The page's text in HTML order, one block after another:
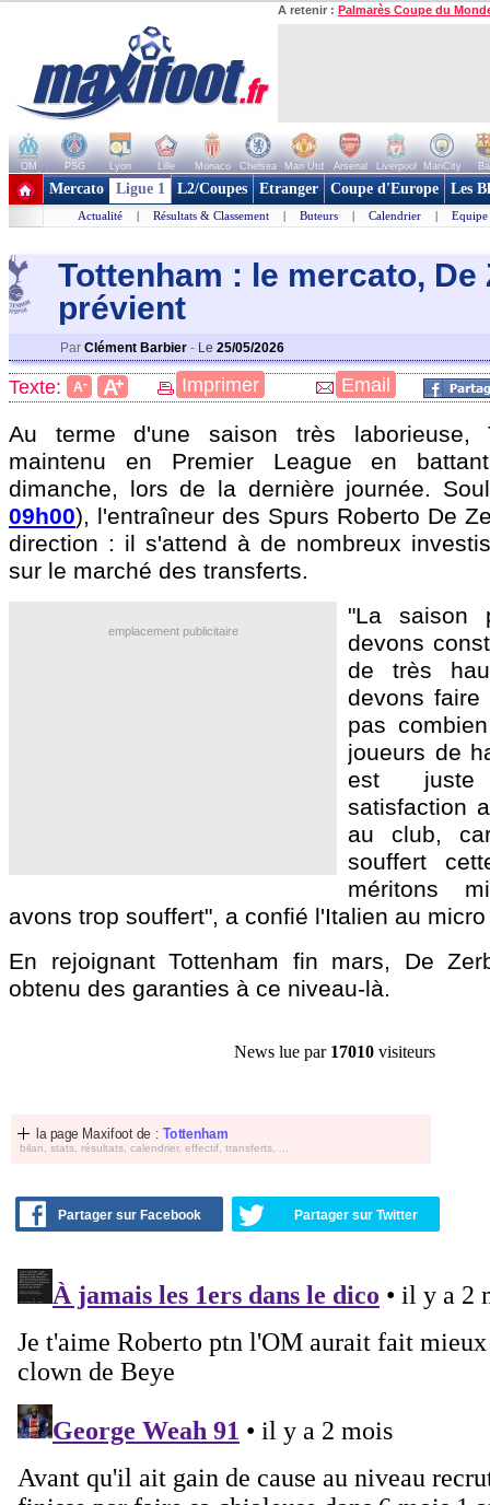
A retenir : Palmarès Coupe du
OM PSG Lyon Lille Monaco Chelsea Man Utd Arsenal Liverpool ManCity
+ de clubs
Mercato Ligue 1 L2/Coupes Etranger Coupe d'Europe Les
Actualité | Résultats & Classement | Buteurs | Calendrier | Equipe
Tottenham : le mercato, De
prévient
Par Clément Barbier - Le 25/05/2026
Texte: A- A+ Imprimer Email
Au terme d'une saison très laborieuse,
maintenu en Premier League en
dimanche, lors de la dernière journée.
09h00), l'entraîneur des Spurs Roberto De
direction : il s'attend à de nombreux
sur le marché des transferts.
emplacement publicitaire
"La saison
devons
de très
devons
pas
joueurs de
est
satisfaction
au club,
souffert
méritons
avons trop souffert", a confié l'Italien au
En rejoignant Tottenham fin mars, De
obtenu des garanties à ce niveau-là.
News lue par 17010 visiteurs
la page Maxifoot de : Tottenham
bilan, stats, résultats, calendrier, effectif, transferts, ...
Partager sur Facebook Partager sur Twitter